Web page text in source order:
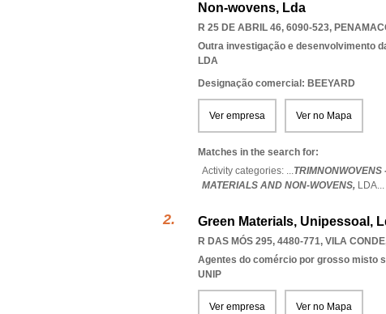
Non-wovens, Lda
R 25 DE ABRIL 46, 6090-523,
Outra investigação e desenvolvimento
LDA
Designação comercial: BEEYARD
Ver empresa Ver no Mapa
Matches in the search for:
Activity categories: ...
MATERIALS AND NON-WOVENS, LDA...
Green Materials, Unipessoal,
R DAS MÓS 295, 4480-771, VILA CONDE
Agentes do comércio por grosso misto
UNIP
Ver empresa Ver no Mapa